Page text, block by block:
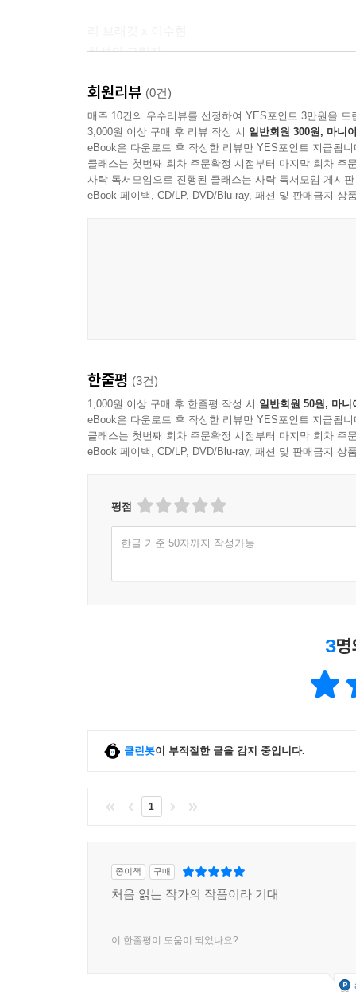
화성의 그림자
화성에 가닿고 싶은 사람들의 욕망은 끊임없는 경
문제가 있었고, 결국 그곳에 가서 지구인과 다
지구인은 화성을 야금야금 먹어들어갔고, 착취
지구의 역사는 화성에서도 반복되었다.
상상문학을 주로 번역하고 환상소설을 쓰는 역
태양계의 다른 행성에 사람이 살고 도시가 있을
《로봇 동화》 스타니스와프 렘 정보라 옮김 X 설
《이상한 존》 올라프 스테이플던 김창규 옮김 X
《화성에 드리운 그림자》 리 브래킷 이수현 옮김
회원리뷰 (0건)
매주 10건의 우수리뷰를 선정하여 YES포인트 3만원을 드
3,000원 이상 구매 후 리뷰 작성 시 일반회원 300원, 마니
eBook은 다운로드 후 작성한 리뷰만 YES포인트 지급됩니
클래스는 첫번째 회차 주문확정 시점부터 마지막 회차 주
사락 독서모임으로 진행된 클래스는 사락 독서모임 게시
eBook 페이백, CD/LP, DVD/Blu-ray, 패션 및 판매금지 상
한줄평 (3건)
1,000원 이상 구매 후 한줄평 작성 시 일반회원 50원, 마니
eBook은 다운로드 후 작성한 리뷰만 YES포인트 지급됩니
클래스는 첫번째 회차 주문확정 시점부터 마지막 회차 주
eBook 페이백, CD/LP, DVD/Blu-ray, 패션 및 판매금지 상
평점
한글 기준 50자까지 작성가능
3
클린봇이 부적절한 글을 감지 중입니다.
1
종이책 구매
처음 읽는 작가의 작품이라 기대
이 한줄평이 도움이 되었나요?